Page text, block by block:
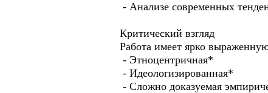
- Анализе современных
Критический взгляд
Работа имеет ярко
- Этноцентричная*
- Идеологизированная*
- Сложно доказуемая